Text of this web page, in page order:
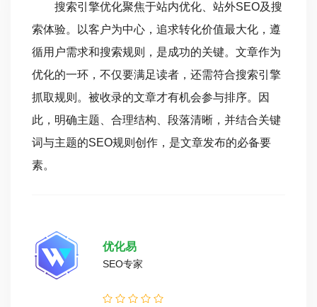
搜索引擎优化聚焦于站内优化、站外SEO及搜
索体验。以客户为中心，追求转化价值最大化，遵
循用户需求和搜索规则，是成功的关键。文章作为
优化的一环，不仅要满足读者，还需符合搜索引擎
抓取规则。被收录的文章才有机会参与排序。因
此，明确主题、合理结构、段落清晰，并结合关键
词与主题的SEO规则创作，是文章发布的必备要
素。
优化易
SEO专家